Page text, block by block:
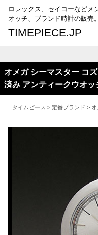
ロレックス、セイコーなどメ
オッチ、ブランド時計の販売。
TIMEPIECE.JP
オメガ シーマスター コ
済み アンティークウオッ
タイムピース > 定番ブランド >